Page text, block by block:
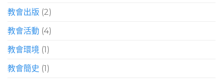
教會出版 (2)
教會活動 (4)
教會環境 (1)
教會簡史 (1)